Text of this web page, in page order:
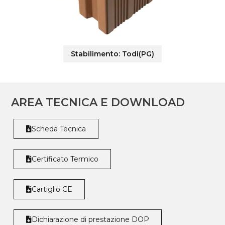
Stabilimento: Todi(PG)
AREA TECNICA E DOWNLOAD
Scheda Tecnica
Certificato Termico
Cartiglio CE
Dichiarazione di prestazione DOP